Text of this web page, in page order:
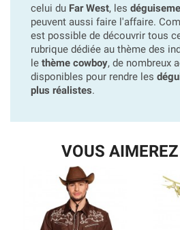
celui du Far West, les
peuvent aussi faire l'affaire.
est possible de découvrir tous
rubrique dédiée au thème des
le thème cowboy, de nombreux
disponibles pour rendre les
plus réalistes.
VOUS